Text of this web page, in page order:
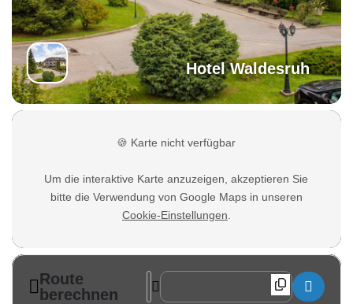
Hotel Waldesruh
🍪 Karte nicht verfügbar
Um die interaktive Karte anzuzeigen, akzeptieren Sie
bitte die Verwendung von Google Maps in unseren
Cookie-Einstellungen
Route
berechnen
Address - Hutzennachmittag in
Destination Address -